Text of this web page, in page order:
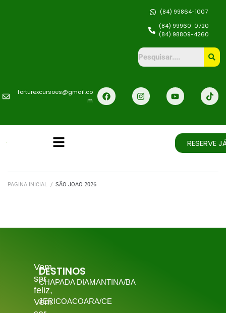
(84) 99864-1007
(84) 99960-0720
(84) 98809-4260
forturexcursoes@gmail.co
m
RESERVE
PAGINA INICIAL / SÃO JOAO 2026
Vem
ser
feliz,
Vem
DESTINOS
CHAPADA DIAMANTINA/BA
JERICOACOARA/CE